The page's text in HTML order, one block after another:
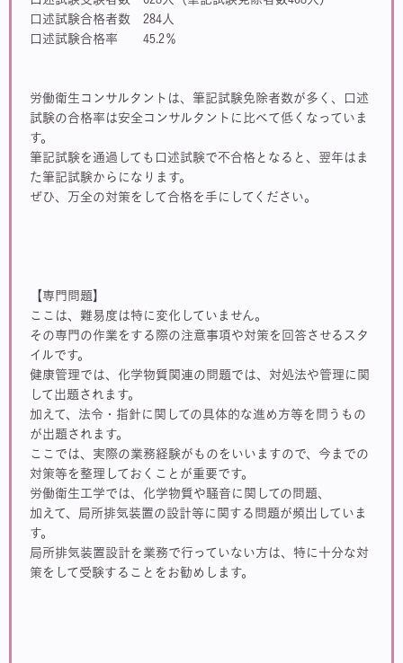
口述試験合格者数 284人
口述試験合格率 45.2％
労働衛生コンサルタントは、筆記試験免除者数が多く、口述
試験の合格率は安全コンサルタントに比べて低くなっていま
す。
筆記試験を通過しても口述試験で不合格となると、翌年はま
た筆記試験からになります。
ぜひ、万全の対策をして合格を手にしてください。
【専門問題】
ここは、難易度は特に変化していません。
その専門の作業をする際の注意事項や対策を回答させるスタ
イルです。
健康管理では、化学物質関連の問題では、対処法や管理に関
して出題されます。
加えて、法令・指針に関しての具体的な進め方等を問うもの
が出題されます。
ここでは、実際の業務経験がものをいいますので、今までの
対策等を整理しておくことが重要です。
労働衛生工学では、化学物質や騒音に関しての問題、
加えて、局所排気装置の設計等に関する問題が頻出していま
す。
局所排気装置設計を業務で行っていない方は、特に十分な対
策をして受験することをお勧めします。